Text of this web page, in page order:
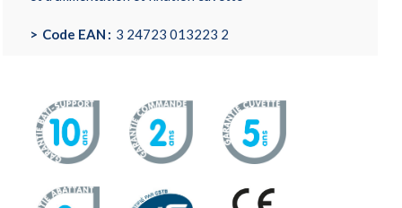
Code EAN 3 24723 013223 2